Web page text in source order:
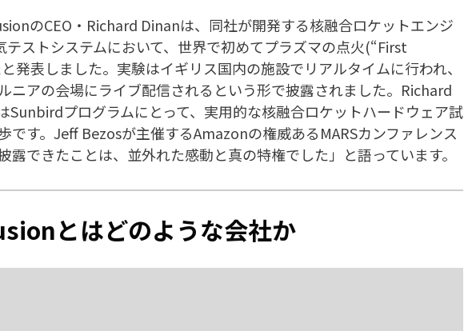
のCEO・Richard Dinanは、同社が開発する核融合ロケットエンジ
ストシステムにおいて、世界で初めてプラズマの点火(“First
発表しました。実験はイギリス国内の施設でリアルタイムに行われ、
ニアの会場にライブ配信されるという形で披露されました。Richard
Sunbirdプログラムにとって、実用的な核融合ロケットハードウェア試
です。Jeff Bezosが主催するAmazonの権威あるMARSカンファレンス
露できたことは、並外れた感動と真の特権でした」と語っています。
とはどのような会社か